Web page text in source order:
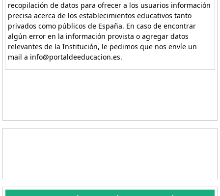
recopilación de datos para ofrecer a los usuarios información
precisa acerca de los establecimientos educativos tanto
privados como públicos de España. En caso de encontrar
algún error en la información provista o agregar datos
relevantes de la Institución, le pedimos que nos envíe un
mail a info@portaldeeducacion.es.